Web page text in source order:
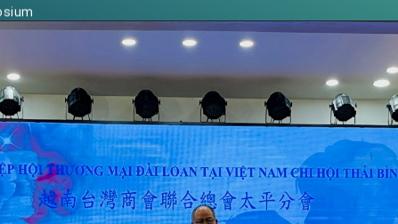
Thời gian
lãnh sự
Thủ tục
Hộ chiếu
President Lai
Taiwan- US Economic Prosperity Partnership Dialogue
at TIBE
Senator Ruben Gallego